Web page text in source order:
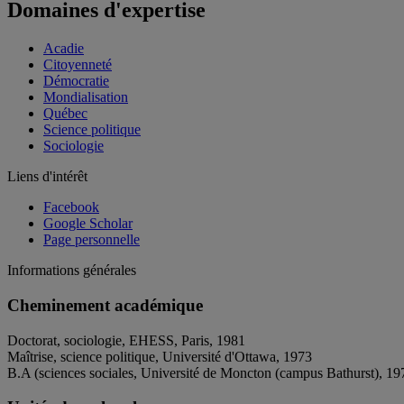
Domaines d'expertise
Acadie
Citoyenneté
Démocratie
Mondialisation
Québec
Science politique
Sociologie
Liens d'intérêt
Facebook
Google Scholar
Page personnelle
Informations générales
Cheminement académique
Doctorat, sociologie, EHESS, Paris, 1981
Maîtrise, science politique, Université d'Ottawa, 1973
B.A (sciences sociales, Université de Moncton (campus Bathurst),